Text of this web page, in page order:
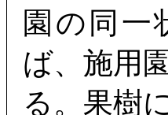
園の同一
ば、施用
る。果樹